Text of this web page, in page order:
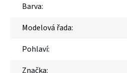
Barva:
Modelová řada:
Pohlaví:
Značka: